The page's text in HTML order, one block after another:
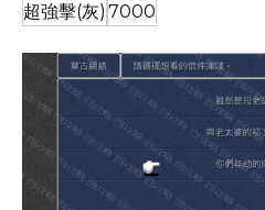
超強擊(灰) 7000